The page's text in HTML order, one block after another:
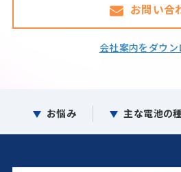
お問い合
会社案内をダウン
お悩み 主な電池の